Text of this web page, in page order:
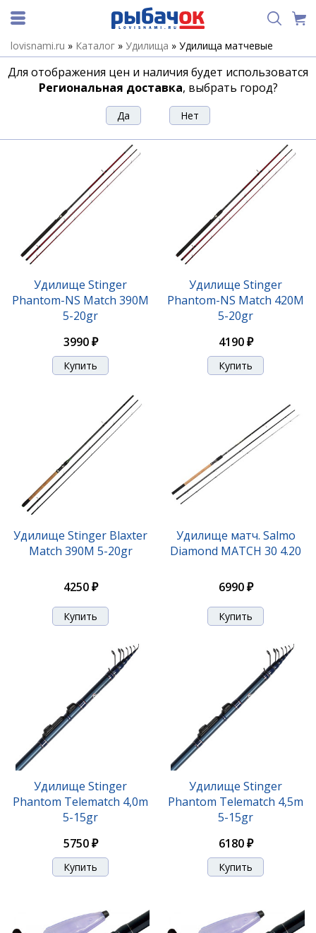
lovisnami.ru » Каталог » Удилища » Удилища матчевые
Удилища матчевые
Сортировка Фильтр
Удилище Stinger
Phantom-NS Match 390M
5-20gr
3990 ₽
Удилище Stinger
Phantom-NS Match 420M
5-20gr
4190 ₽
Удилище Stinger Blaxter
Match 390M 5-20gr
4250 ₽
Удилище матч. Salmo
Diamond MATCH 30 4.20
6990 ₽
Удилище Stinger
Phantom Telematch 4,0m
5-15gr
5750 ₽
Удилище Stinger
Phantom Telematch 4,5m
5-15gr
6180 ₽
Для отображения цен и наличия будет использоватся
Региональная доставка, выбрать город?